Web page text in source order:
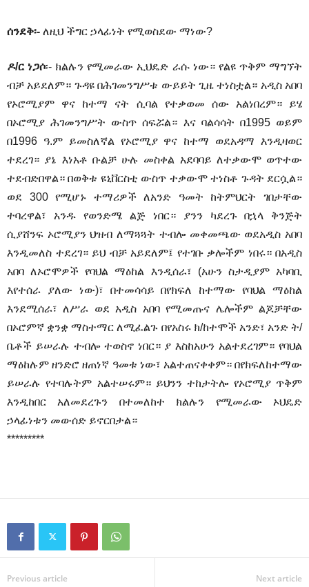
ሰንደቅ፡- ለዚህ ችግር ኃላፊነት የሚወስደው ማነው?
ዶ/ር ነጋሶ፡- ክልሉን የሚመራው ኢህዴድ ራሱ ነው። የልዩ ጥቅም ማግኘት
ብቻ አይደለም። ጉዳዩ በሕገመንግሥቱ ውይይት ጊዜ ተነስቷል። አዲስ አበባ
የኦሮሚያም ዋና ከተማ ናት ሲባል የተቃወመ ሰው አልነበረም። ይሄ
በኦሮሚያ ሕገመንግሥት ውስጥ ሰፍሯል። እና ባልሳሳት በ1995 ወይም
በ1996 ዓ.ም ይመስለኛል የኦሮሚያ ዋና ከተማ ወደአዳማ እንዲዛወር
ተደረገ። ያኔ እነአቶ ቡልቻ ሁሉ መስቀል አደባባይ ለተቃውሞ ወጥተው
ተደብድበዋል። በወቅቱ ዩኒቨርስቲ ውስጥ ተቃውሞ ተነስቶ ጉዳት ደርሷል።
ወደ 300 የሚሆኑ ተማሪዎች ለአንድ ዓመት ከትምህርት ገበታቸው
ተባረዋል፣ አንዱ የወንድሜ ልጅ ነበር። ያንን ካደረጉ በኋላ ቅንጅት
ሲያሸንፍ ኦሮሚያን ህዝብ ለማጓጓት ተብሎ መቀመጫው ወደአዲስ አበባ
እንዲመለስ ተደረገ። ይህ ብቻ አይደለም፤ የተገቡ ቃሎችም ነበሩ። በአዲስ
አበባ ለኦሮሞዎች የባህል ማዕከል እንዲሰራ፣ (አሁን ስታዲያም አካባቢ
እየተሰራ ያለው ነው)፣ በተመሳሳይ በየክፍለ ከተማው የባህል ማዕከል
እንደሚሰራ፣ ለሥራ ወደ አዲስ አበባ የሚመጡና ሌሎችም ልጆቻቸው
በኦሮምኛ ቋንቋ ማስተማር ለሚፈልጉ በየአስሩ ክ/ከተሞች አንድ፣ አንድ ት/
ቤቶች ይሠራሉ ተብሎ ተወስኖ ነበር። ያ እስከአሁን አልተደረገም። የባህል
ማዕከሉም ዘንድሮ ዘጠነኛ ዓመቱ ነው፣ አልተጠናቀቀም። በየክፍለከተማው
ይሠራሉ የተባሉትም አልተሠሩም። ይህንን ተከታትሎ የኦሮሚያ ጥቅም
እንዲከበር አለመደረጉን በተመለከተ ክልሉን የሚመራው ኦህዴድ
ኃላፊነቱን መውሰድ ይኖርበታል።
*********
Previous article Next article